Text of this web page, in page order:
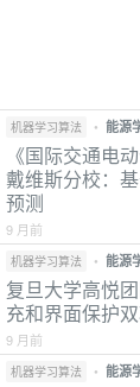
机器学习算法 • 能源
《国际交通电
戴维斯分校：
预测
9 月前
机器学习算法 • 能源
复旦大学高悦
充和界面保护
9 月前
机器学习算法 • 能源